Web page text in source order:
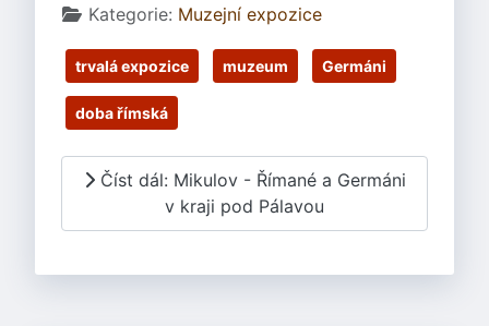
Základní údaje
Kategorie: Muzejní expozice
trvalá expozice muzeum Germáni
doba římská
Číst dál: Mikulov - Římané a Germáni
v kraji pod Pálavou